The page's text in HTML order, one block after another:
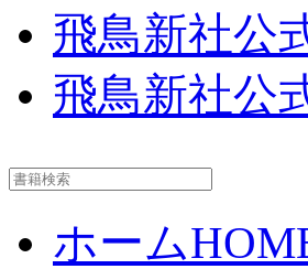
飛鳥新社公
飛鳥新社公
ホーム